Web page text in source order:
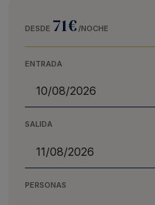
DESDE 71€/NOCHE
ENTRADA
SALIDA
PERSONAS